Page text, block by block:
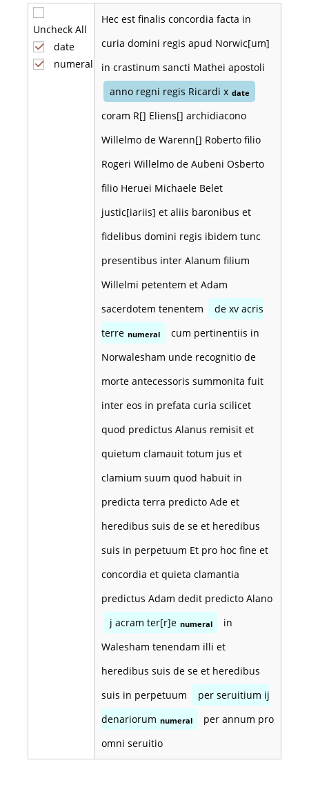
Uncheck All
date
numeral
Hec est finalis concordia facta in
curia domini regis apud Norwic[um]
in crastinum sancti Mathei apostoli
anno regni regis Ricardi x date
coram R[] Eliens[] archidiacono
Willelmo de Warenn[] Roberto filio
Rogeri Willelmo de Aubeni Osberto
filio Heruei Michaele Belet
justic[iariis] et aliis baronibus et
fidelibus domini regis ibidem tunc
presentibus inter Alanum filium
Willelmi petentem et Adam
sacerdotem tenentem
de xv acris
terre numeral
cum pertinentiis in
Norwalesham unde recognitio de
morte antecessoris summonita fuit
inter eos in prefata curia scilicet
quod predictus Alanus remisit et
quietum clamauit totum jus et
clamium suum quod habuit in
predicta terra predicto Ade et
heredibus suis de se et heredibus
suis in perpetuum Et pro hoc fine et
concordia et quieta clamantia
predictus Adam dedit predicto Alano
j acram ter[r]e numeral
in
Walesham tenendam illi et
heredibus suis de se et heredibus
suis in perpetuum
per seruitium ij
denariorum numeral
per annum pro
omni seruitio